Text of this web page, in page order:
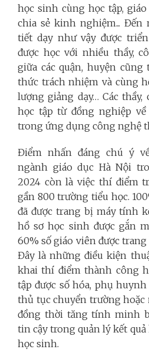
học sinh cùng học tập,
chia sẻ kinh nghiệm... Đến
tiết dạy như vậy được
được học với nhiều thầy,
giữa các quận, huyện
thức trách nhiệm và cùng
lượng giảng dạy… Các thầy,
học tập từ đồng nghiệp
trong ứng dụng công nghệ
Điểm nhấn đáng chú ý
ngành giáo dục Hà Nội
2024 còn là việc thí điểm
gần 800 trường tiểu học.
đã được trang bị máy tính
hồ sơ học sinh được gắn
60% số giáo viên được trang
Đây là những điều kiện
khai thí điểm thành công
tập được số hóa, phụ
thủ tục chuyển trường hoặc
đồng thời tăng tính minh
tin cậy trong quản lý kết quả
học sinh.